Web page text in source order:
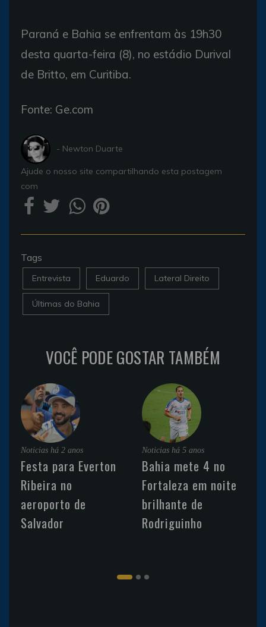
Paraná e Bahia se enfrentam às 19h30
desta quarta-feira (8), no estádio Durival
de Britto, em Curitiba.
Fonte: Ge.com
- Newton Duarte
Ajude o nosso site compartilhando esta postagem
com
Tags
Entrevista Eduardo Lateral Direito
Últimas do Bahia
VOCÊ PODE GOSTAR TAMBÉM
Noticias há 2 anos
Festa para Everton
Ribeira no
aeroporto de
Salvador
Noticias há 5 anos
Bahia mete 4 no
Fortaleza em noite
brilhante de
Rodriguinho